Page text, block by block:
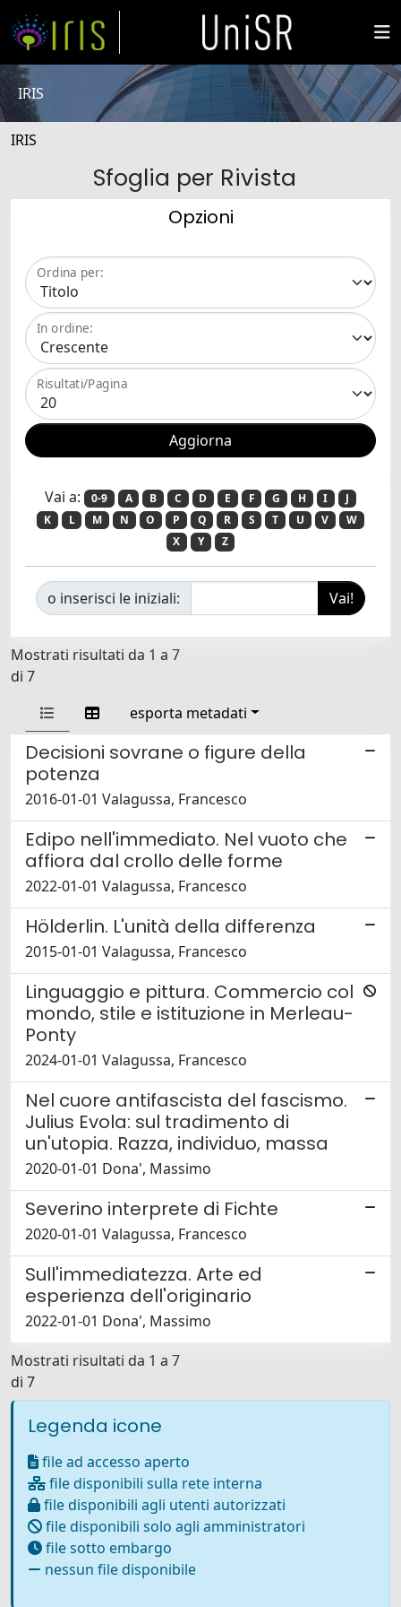
IRIS
IRIS
Sfoglia per Rivista
Opzioni
Ordina per:
In ordine:
Risultati/Pagina
Vai a: 0-9 A B C D E F G H I
J
K
L M N O P Q R S T U V
W
X
Y Z
o inserisci le iniziali:
Mostrati risultati da 1 a 7
di 7
esporta metadati
Decisioni sovrane o figure della
potenza
2016-01-01 Valagussa, Francesco
Edipo nell'immediato. Nel vuoto che
affiora dal crollo delle forme
2022-01-01 Valagussa, Francesco
Hölderlin. L'unità della differenza
2015-01-01 Valagussa, Francesco
Linguaggio e pittura. Commercio col
mondo, stile e istituzione in Merleau-
Ponty
2024-01-01 Valagussa, Francesco
Nel cuore antifascista del fascismo.
Julius Evola: sul tradimento di
un'utopia. Razza, individuo, massa
2020-01-01 Dona', Massimo
Severino interprete di Fichte
2020-01-01 Valagussa, Francesco
Sull'immediatezza. Arte ed
esperienza dell'originario
2022-01-01 Dona', Massimo
Mostrati risultati da 1 a 7
di 7
Legenda icone
file ad accesso aperto
file disponibili sulla rete interna
file disponibili agli utenti autorizzati
file disponibili solo agli amministratori
file sotto embargo
nessun file disponibile